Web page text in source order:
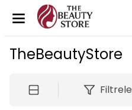
TheBeautyStore
Filtrele